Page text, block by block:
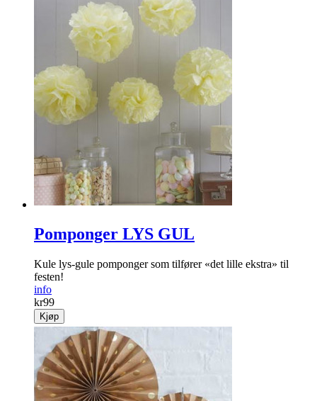
Pomponger LYS GUL
Kule lys-gule pomponger som tilfører «det lille ekstra» til
festen!
info
kr99
Kjøp